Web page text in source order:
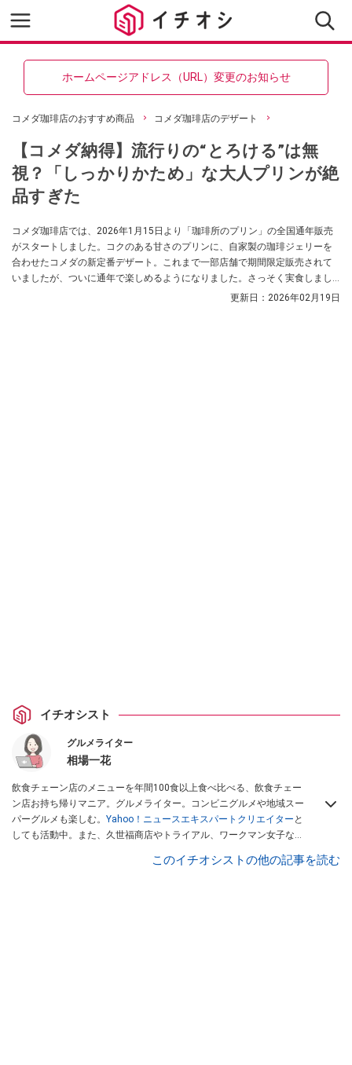
ホームページアドレス（URL）変更のお知らせ
コメダ珈琲店のおすすめ商品 コメダ珈琲店のデザート
【コメダ納得】流行りの“とろける”は無
視？「しっかりかため」な大人プリンが絶
品すぎた
コメダ珈琲店では、2026年1月15日より「珈琲所のプリン」の全国通年販売
がスタートしました。コクのある甘さのプリンに、自家製の珈琲ジェリーを
合わせたコメダの新定番デザート。これまで一部店舗で期間限定販売されて
いましたが、ついに通年で楽しめるようになりました。さっそく実食しまし
更新日： 2026年02月19日
イチオシスト
グルメライター
相場一花
飲食チェーン店のメニューを年間100食以上食べ比べる、飲食チェー
ン店お持ち帰りマニア。グルメライター。コンビニグルメや地域スー
パーグルメも楽しむ。 Yahoo！ニュースエキスパートクリエイター と
しても活動中。また、久世福商店やトライアル、ワークマン女子など
、集英社「週刊プレイボーイ」、宝島
このイチオシストの他の記事を読む